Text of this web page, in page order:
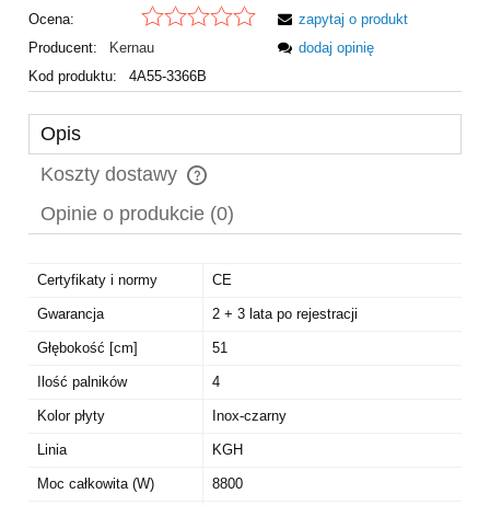
Ocena:
Producent:
Kernau
Kod produktu:
4A55-3366B
zapytaj o produkt
dodaj opinię
Opis
Koszty dostawy
Cena nie zawiera ewentualnych kosztów płatności
Opinie o produkcie (0)
Certyfikaty i normy CE
Gwarancja 2 + 3 lata po rejestracji
Głębokość [cm] 51
Ilość palników 4
Kolor płyty Inox-czarny
Linia KGH
Moc całkowita (W) 8800